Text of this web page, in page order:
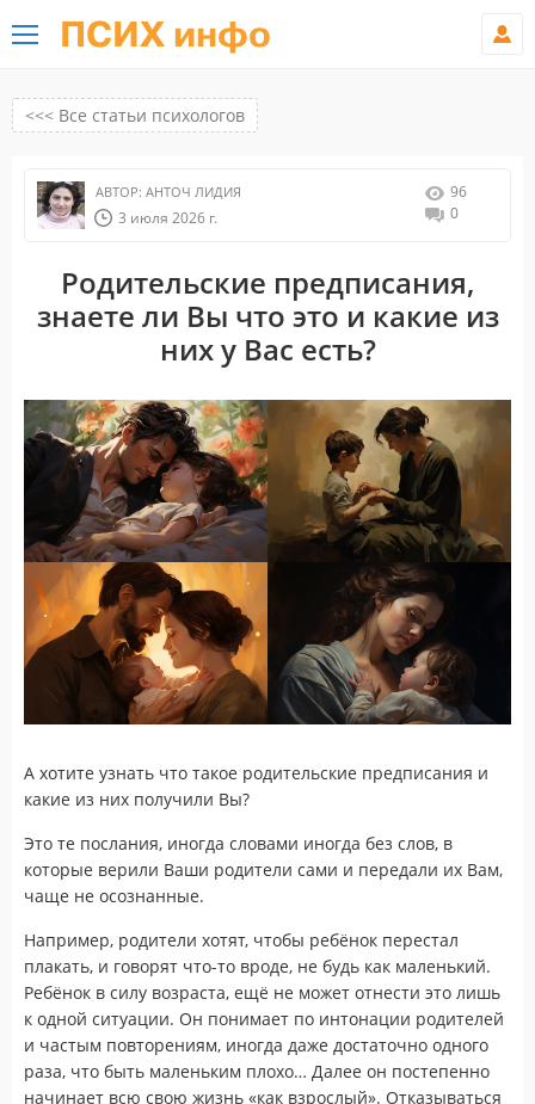
ПСИХ инфо
<<< Все статьи психологов
АВТОР: АНТОЧ ЛИДИЯ
3 июля 2026 г.
96
0
Родительские предписания,
знаете ли Вы что это и какие из
них у Вас есть?
А хотите узнать что такое родительские предписания и
какие из них получили Вы?
Это те послания, иногда словами иногда без слов, в
которые верили Ваши родители сами и передали их Вам,
чаще не осознанные.
Например, родители хотят, чтобы ребёнок перестал
плакать, и говорят что-то вроде, не будь как маленький.
Ребёнок в силу возраста, ещё не может отнести это лишь
к одной ситуации. Он понимает по интонации родителей
и частым повторениям, иногда даже достаточно одного
раза, что быть маленьким плохо… Далее он постепенно
начинает всю свою жизнь «как взрослый». Отказываться